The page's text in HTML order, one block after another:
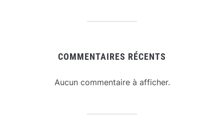
COMMENTAIRES RÉCENTS
Aucun commentaire à afficher.